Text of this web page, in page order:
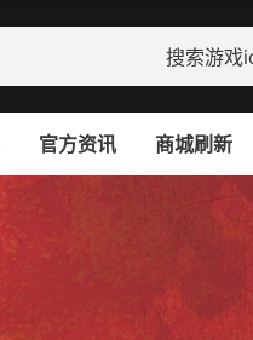
官方资讯 商城刷新